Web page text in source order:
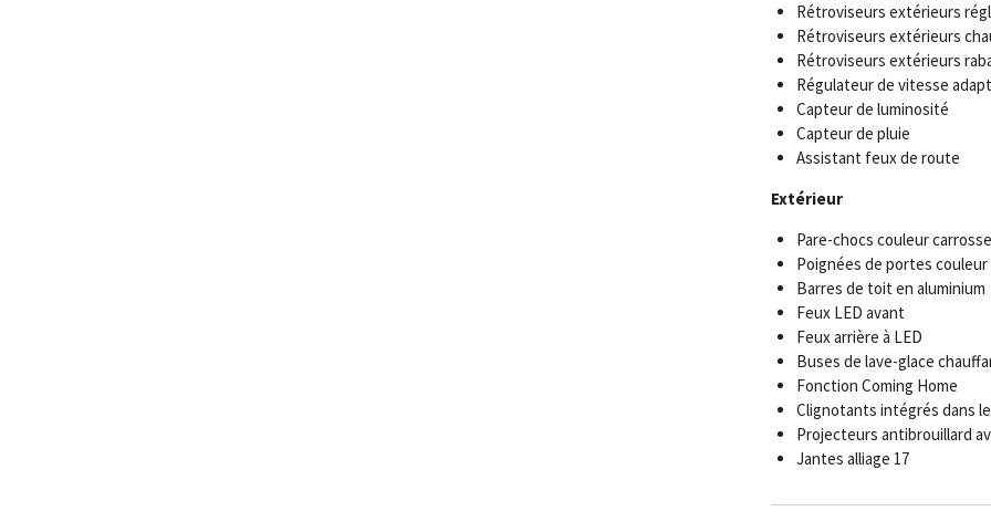
Rétroviseurs extérieurs
Rétroviseurs extérieurs
Rétroviseurs extérieurs
Régulateur de vitesse
Capteur de luminosité
Capteur de pluie
Assistant feux de route
Extérieur
Pare-chocs couleur
Poignées de portes
Barres de toit en aluminium
Feux LED avant
Feux arrière à LED
Buses de lave-glace
Fonction Coming Home
Clignotants intégrés dans
Projecteurs antibrouillard
Jantes alliage 17